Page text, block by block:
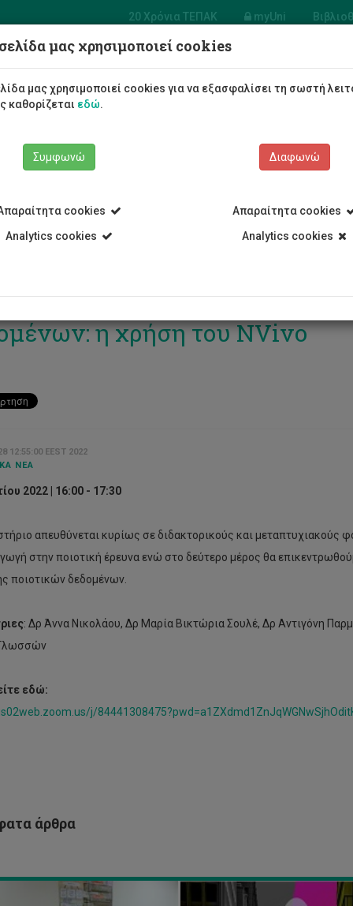
20 Χρόνια ΤΕΠΑΚ myUni
Φοιτητές/τριες Σπουδές
εργαστήριο:
η χρήση του NVivo
12:55:00 EEST 2022
ΝΈΑ
2022 | 16:00 - 17:30
απευθύνεται κυρίως σε διδακτορικούς και μεταπτυχιακούς
στην ποιοτική έρευνα ενώ στο δεύτερο μέρος θα
ποιοτικών δεδομένων.
: Δρ Άννα Νικολάου, Δρ Μαρία Βικτώρια Σουλέ, Δρ Αντιγόνη
εδώ:
j/
άρθρα
Aura
Lab:
MediSouP
μας χρησιμοποιεί cookies
μας χρησιμοποιεί cookies για να εξασφαλίσει τη σωστή
καθορίζεται εδώ.
Συμφωνώ
cookies
Analytics cookies
Διαφωνώ
Απαραίτητα cookies
Analytics cookies